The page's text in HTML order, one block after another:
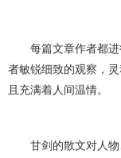
每篇文章作者都
者敏锐细致的观察，
且充满着人间温情。
甘剑的散文对人